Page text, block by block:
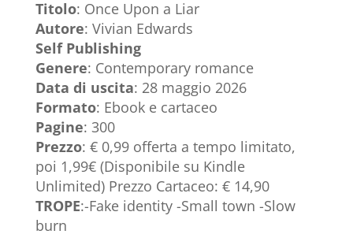
Titolo: Once Upon a Liar
Autore: Vivian Edwards
Self Publishing
Genere: Contemporary romance
Data di uscita: 28 maggio 2026
Formato: Ebook e cartaceo
Pagine: 300
Prezzo: € 0,99 offerta a tempo limitato,
poi 1,99€ (Disponibile su Kindle
Unlimited) Prezzo Cartaceo: € 14,90
TROPE:-Fake identity -Small town -Slow
burn